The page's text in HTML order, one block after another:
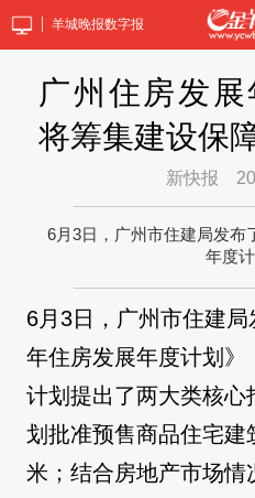
羊城晚报数字报
广州住房发
将筹集建设保
新快报
6月3日，广州市住建局发布
年度计
6月3日，广州市住建
年住房发展年度计划》
计划提出了两大类核
划批准预售商品住宅建
米；结合房地产市场情